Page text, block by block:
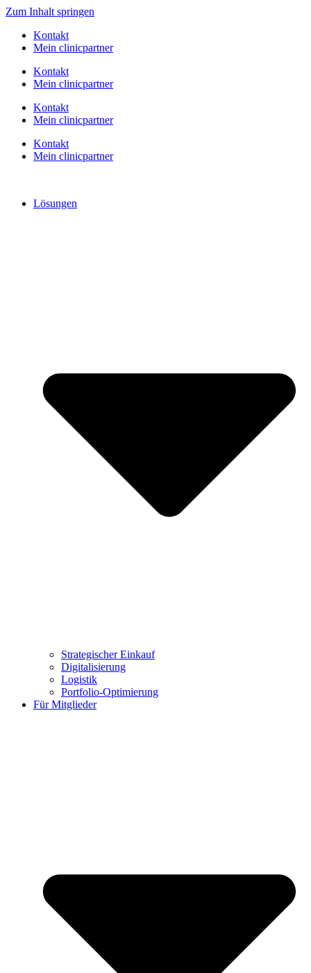
Zum Inhalt springen
Kontakt
Mein clinicpartner
Kontakt
Mein clinicpartner
Kontakt
Mein clinicpartner
Kontakt
Mein clinicpartner
Lösungen
Strategischer Einkauf
Digitalisierung
Logistik
Portfolio-Optimierung
Für Mitglieder